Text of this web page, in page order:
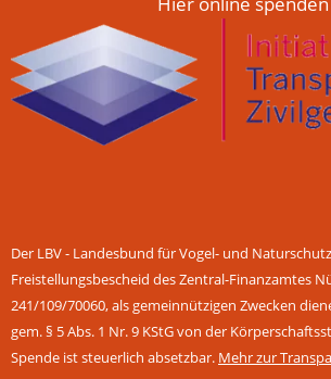
Der LBV - Landesbund für Vogel- und
Freistellungsbescheid des Zentral-Finanzamtes
241/109/70060, als gemeinnützigen Zwecken
gem. § 5 Abs. 1 Nr. 9 KStG von der
Spende ist steuerlich absetzbar. Mehr zur